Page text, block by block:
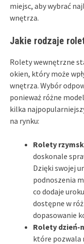
miejsc, aby wybrać
wnętrza.
Jakie rodzaje
Rolety wewnętrzne
okien, który może
wnętrza. Wybór
ponieważ różne
kilka
na rynku:
Rolety
doskonale
Dzięki swojej
podnoszenia
co dodaje
dostępne w
dopasowanie
Rolety dzień-
które pozwala